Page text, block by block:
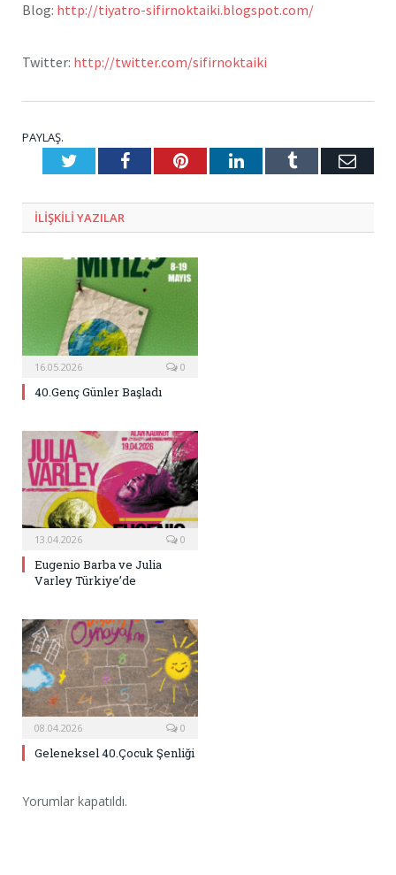
Blog: http://tiyatro-sifirnoktaiki.blogspot.com/
Twitter: http://twitter.com/sifirnoktaiki
PAYLAŞ.
TwitterFacebookPinterestLinkedInTumblr E-
ILIŞKILI YAZILAR
16.05.2026 0
40.Genç Günler Başladı
13.04.2026 0
Eugenio Barba ve Julia
Varley Türkiye’de
08.04.2026 0
Geleneksel 40.Çocuk Şenliği
Yorumlar kapatıldı.